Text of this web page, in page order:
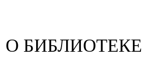
О БИБЛИОТЕКЕ